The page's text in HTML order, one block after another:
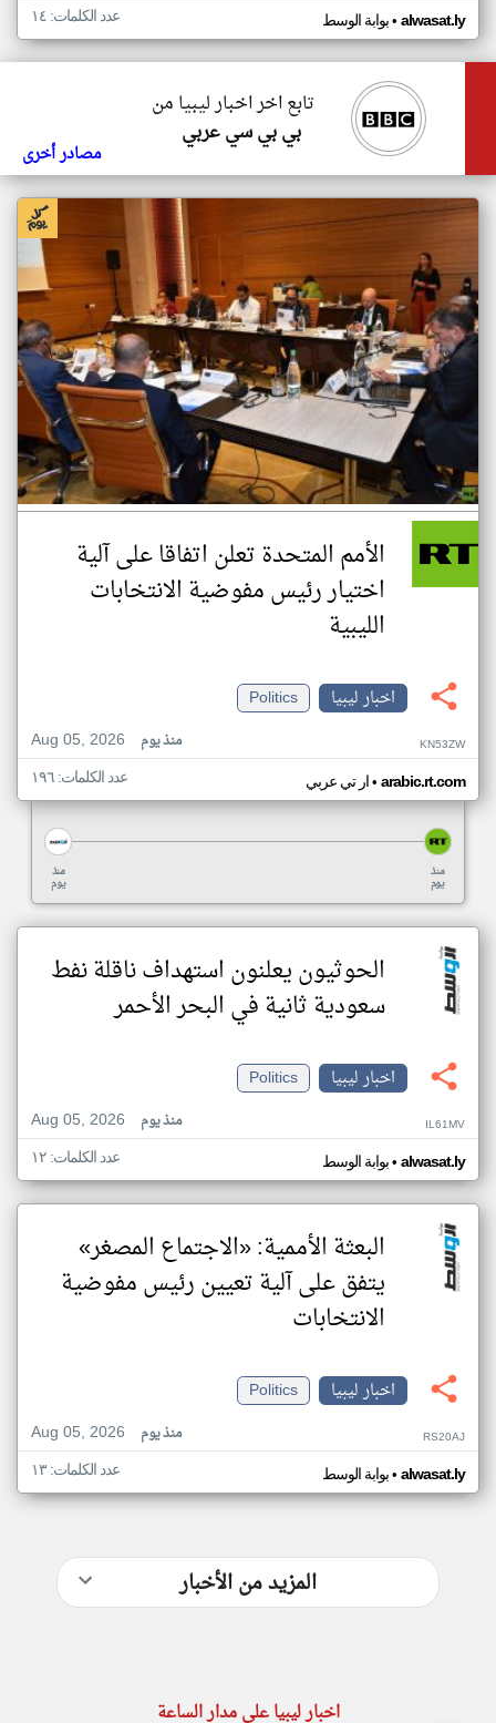
بوابة الوسط• alwasat.ly عدد الكلمات: ١٤
تابع اخر اخبار ليبيا من
بي بي سي عربي
مصادر أخرى
الأمم المتحدة تعلن اتفاقا على آلية
اختيار رئيس مفوضية الانتخابات
الليبية
اخبار ليبيا
Politics
Aug 05, 2026
منذ يوم KN53ZW
ار تي عربي• arabic.rt.com عدد الكلمات: ١٩٦
منذ
يوم
منذ
يوم
الحوثيون يعلنون استهداف ناقلة نفط
سعودية ثانية في البحر الأحمر
اخبار ليبيا
Politics
Aug 05, 2026
منذ يوم IL61MV
بوابة الوسط• alwasat.ly عدد الكلمات: ١٢
البعثة الأممية: «الاجتماع المصغر»
يتفق على آلية تعيين رئيس مفوضية
الانتخابات
اخبار ليبيا
Politics
Aug 05, 2026
منذ يوم RS20AJ
بوابة الوسط• alwasat.ly عدد الكلمات: ١٣
المزيد من الأخبار
اخبار ليبيا على مدار الساعة